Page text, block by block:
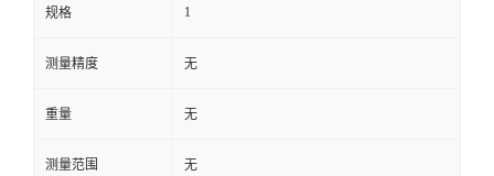
规格 1
测量精度 无
重量 无
测量范围 无